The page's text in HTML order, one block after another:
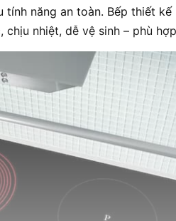
năng an toàn. Bếp thiết kế
chịu nhiệt, dễ vệ sinh – phù